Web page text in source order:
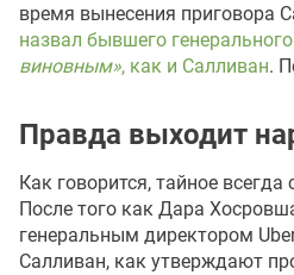
время вынесения приговора
назвал бывшего
виновным», как и Салливан.
Правда выходит
Как говорится, тайное
После того как Дара
генеральным директором
Салливан, как утверждают